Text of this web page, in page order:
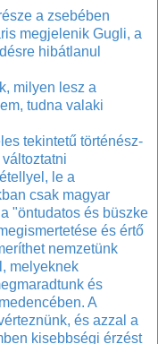
a zsebében
megjelenik Gugli, a
hibátlanul
milyen lesz a
tudna valaki
tekintetű történész-
le a
csak magyar
"öntudatos és büszke
és értő
nemzetünk
melyeknek
és
A
és azzal a
kisebbségi érzést